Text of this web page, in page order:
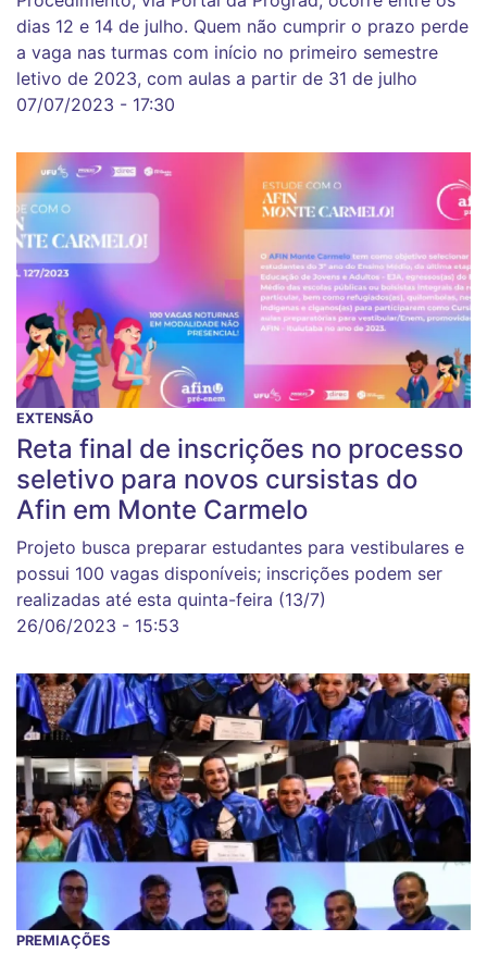
dias 12 e 14 de julho. Quem não cumprir o prazo perde
a vaga nas turmas com início no primeiro semestre
letivo de 2023, com aulas a partir de 31 de julho
07/07/2023 - 17:30
EXTENSÃO
Reta final de inscrições no processo
seletivo para novos cursistas do
Afin em Monte Carmelo
Projeto busca preparar estudantes para vestibulares e
possui 100 vagas disponíveis; inscrições podem ser
realizadas até esta quinta-feira (13/7)
26/06/2023 - 15:53
PREMIAÇÕES